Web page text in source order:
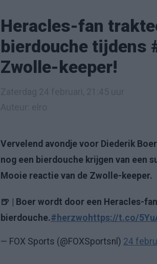
Heracles-fan
bierdouche tijdens
Zwolle-keeper!
Vervelend avondje voor Diederik
nog een bierdouche krijgen van een
Mooie reactie van de Zwolle-keeper.
🍺 | Boer wordt door een Heracles-
bierdouche.#herzwo https://t.co/
— FOX Sports (@FOXSportsnl) 24